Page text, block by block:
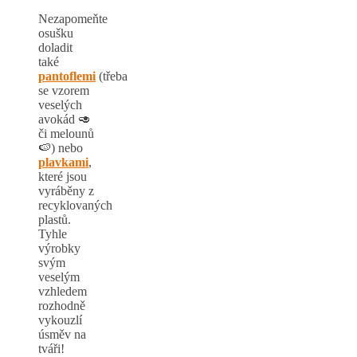
Nezapomeňte
osušku
doladit
také
pantoflemi (třeba
se vzorem
veselých
avokád 🥑
či melounů
🍉) nebo
plavkami,
které jsou
vyráběny z
recyklovaných
plastů.
Tyhle
výrobky
svým
veselým
vzhledem
rozhodně
vykouzlí
úsměv na
tváři!